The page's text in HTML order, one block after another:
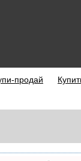
продай